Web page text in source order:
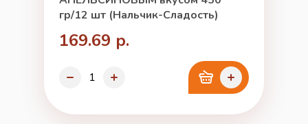
гр/12 шт (Нальчик-Сладость)
169.69 р.